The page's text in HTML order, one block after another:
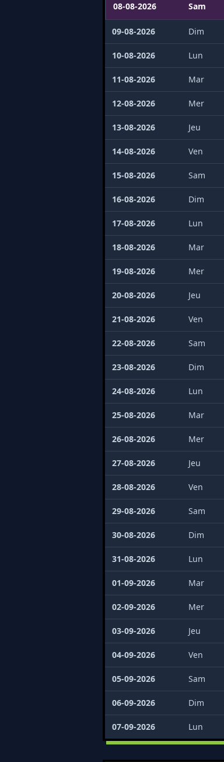
08-08-2026 Sam
09-08-2026 Dim
10-08-2026 Lun
11-08-2026 Mar
12-08-2026 Mer
13-08-2026 Jeu
14-08-2026 Ven
15-08-2026 Sam
16-08-2026 Dim
17-08-2026 Lun
18-08-2026 Mar
19-08-2026 Mer
20-08-2026 Jeu
21-08-2026 Ven
22-08-2026 Sam
23-08-2026 Dim
24-08-2026 Lun
25-08-2026 Mar
26-08-2026 Mer
27-08-2026 Jeu
28-08-2026 Ven
29-08-2026 Sam
30-08-2026 Dim
31-08-2026 Lun
01-09-2026 Mar
02-09-2026 Mer
03-09-2026 Jeu
04-09-2026 Ven
05-09-2026 Sam
06-09-2026 Dim
07-09-2026 Lun